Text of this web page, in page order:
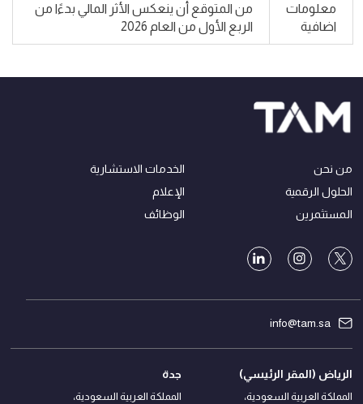
معلومات
اضافية
من المتوقع أن ينعكس الأثر المالي بدءًا من
الربع الأول من العام 2026
من نحن
الخدمات الاستشارية
الحلول الرقمية
الإعلام
المستثمرين
الوظائف
info@tam.sa
الرياض (المقر الرئيسي)
المملكة العربية السعودية،
جدة
المملكة العربية السعودية،